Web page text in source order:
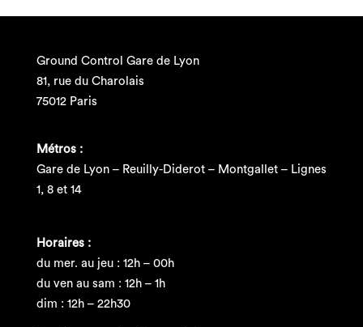
Ground Control Gare de Lyon
81, rue du Charolais
75012 Paris
Métros :
Gare de Lyon – Reuilly-Diderot – Montgallet – Lignes
1, 8 et 14
Horaires :
du mer. au jeu : 12h – 00h
du ven au sam : 12h – 1h
dim : 12h – 22h30